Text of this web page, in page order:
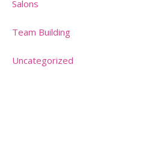
Salons
Team Building
Uncategorized